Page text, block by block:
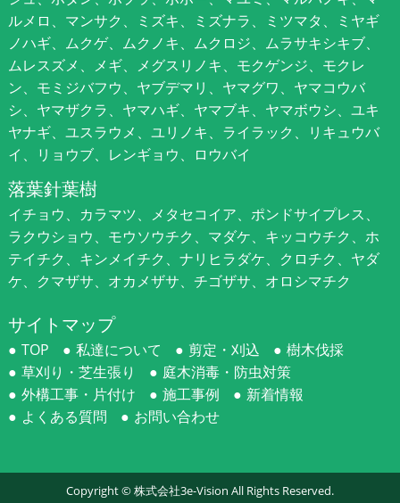
ルメロ、マンサク、ミズキ、ミズナラ、ミツマタ、ミヤギ
ノハギ、ムクゲ、ムクノキ、ムクロジ、ムラサキシキブ、
ムレスズメ、メギ、メグスリノキ、モクゲンジ、モクレ
ン、モミジバフウ、ヤブデマリ、ヤマグワ、ヤマコウバ
シ、ヤマザクラ、ヤマハギ、ヤマブキ、ヤマボウシ、ユキ
ヤナギ、ユスラウメ、ユリノキ、ライラック、リキュウバ
イ、リョウブ、レンギョウ、ロウバイ
落葉針葉樹
イチョウ、カラマツ、メタセコイア、ポンドサイプレス、
ラクウショウ、モウソウチク、マダケ、キッコウチク、ホ
テイチク、キンメイチク、ナリヒラダケ、クロチク、ヤダ
ケ、クマザサ、オカメザサ、チゴザサ、オロシマチク
サイトマップ
TOP 私達について 剪定・刈込
樹木伐採
草刈り・芝生張り
庭木消毒・防虫対策
外構工事・片付け
施工事例
新着情報
よくある質問
お問い合わせ
Copyright ©株式会社3e-Vision All Rights Reserved.